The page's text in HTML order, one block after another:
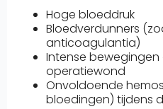
Hoge bloeddruk
Bloedverdunners
anticoagulantia)
Intense
operatiewond
Onvoldoende
bloedingen) tijdens